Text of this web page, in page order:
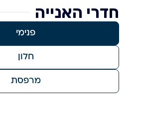
חדרי האנייה
פנימי
חלון
מרפסת